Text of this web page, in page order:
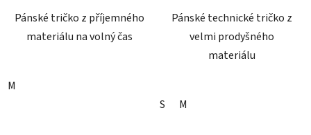
Pánské tričko z příjemného
materiálu na volný čas
M
Pánské technické tričko z
velmi prodyšného
materiálu
S M